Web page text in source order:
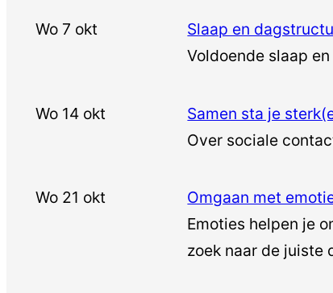
Wo 7 okt
Slaap en
Voldoende slaap
Wo 14 okt
Samen sta je
Over sociale
Wo 21 okt
Omgaan met
Emoties helpen je
zoek naar de juiste